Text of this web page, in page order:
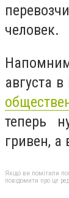
человек.
августа
теперь
гривен, а
Якщо ви помітили
повідомити про це